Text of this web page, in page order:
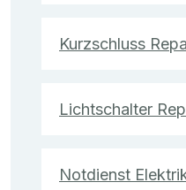
Kurzschluss
Lichtschalter
Notdienst